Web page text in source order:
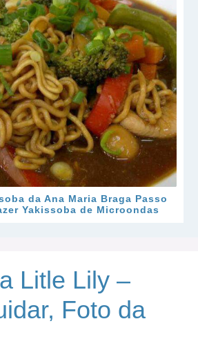
da Ana Maria Braga Passo
Yakissoba de Microondas
Litle Lily –
Foto da